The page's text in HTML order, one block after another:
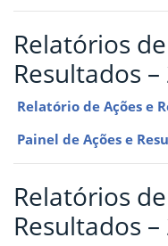
Relatórios
Resultados –
Relatório de Ações e
Painel de Ações e
Relatórios
Resultados –